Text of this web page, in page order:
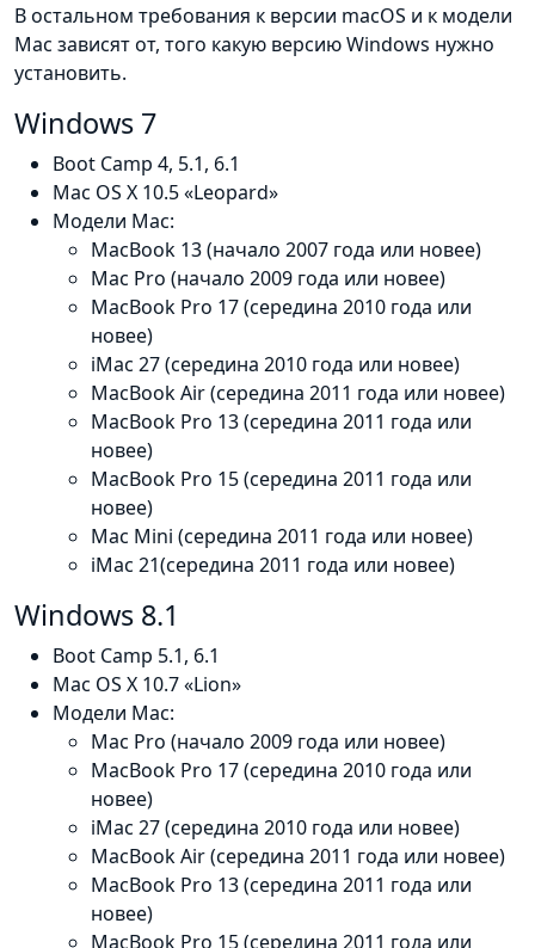
В остальном требования к версии macOS и к модели
Mac зависят от, того какую версию Windows нужно
установить.
Windows 7
Boot Camp 4, 5.1, 6.1
Mac OS X 10.5 «Leopard»
Модели Mac:
MacBook 13 (начало 2007 года или новее)
Mac Pro (начало 2009 года или новее)
MacBook Pro 17 (середина 2010 года или
новее)
iMac 27 (середина 2010 года или новее)
MacBook Air (середина 2011 года или новее)
MacBook Pro 13 (середина 2011 года или
новее)
MacBook Pro 15 (середина 2011 года или
новее)
Mac Mini (середина 2011 года или новее)
iMac 21(середина 2011 года или новее)
Windows 8.1
Boot Camp 5.1, 6.1
Mac OS X 10.7 «Lion»
Модели Mac:
Mac Pro (начало 2009 года или новее)
MacBook Pro 17 (середина 2010 года или
новее)
iMac 27 (середина 2010 года или новее)
MacBook Air (середина 2011 года или новее)
MacBook Pro 13 (середина 2011 года или
новее)
MacBook Pro 15 (середина 2011 года или